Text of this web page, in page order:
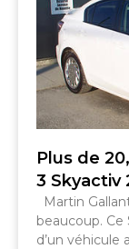
Plus de
3 Skyactiv
Martin
beaucoup.
d’un